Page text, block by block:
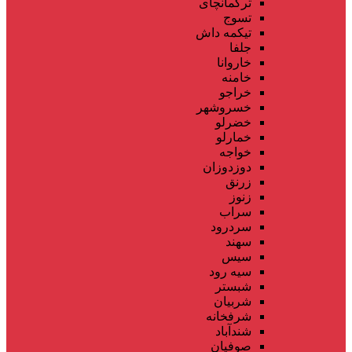
تسوج
تیکمه داش
جلفا
خاروانا
خامنه
خراجو
خسروشهر
خضرلو
خمارلو
خواجه
دوزدوزان
زرنق
زنوز
سراب
سردرود
سهند
سیس
سیه رود
شبستر
شربیان
شرفخانه
شندآباد
صوفیان